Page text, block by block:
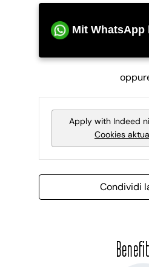
Mit WhatsApp
Apply with Indeed
Cookies
Condividi